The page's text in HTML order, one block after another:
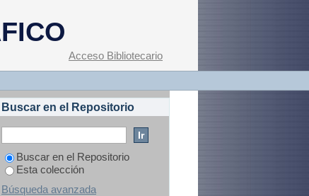
secundaria a
en pacientes del
Acceso Bibliotecario
Buscar en el Repositorio
Buscar en el Repositorio
Esta colección
Búsqueda avanzada